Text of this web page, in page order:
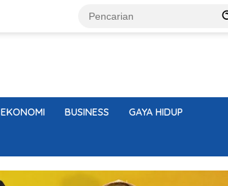
EKONOMI BUSINESS GAYA HIDUP